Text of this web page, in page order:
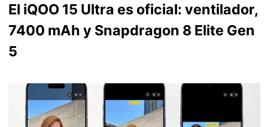
El iQOO 15 Ultra es oficial: ventilador,
7400 mAh y Snapdragon 8 Elite Gen
5